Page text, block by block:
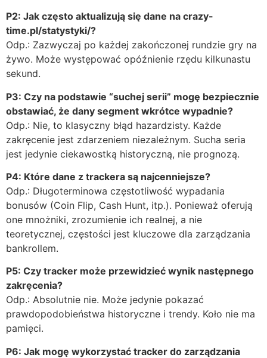
P2: Jak często aktualizują się dane na crazy-
time.pl/statystyki/?
Odp.: Zazwyczaj po każdej zakończonej rundzie gry na
żywo. Może występować opóźnienie rzędu kilkunastu
sekund.
P3: Czy na podstawie “suchej serii” mogę bezpiecznie
obstawiać, że dany segment wkrótce wypadnie?
Odp.: Nie, to klasyczny błąd hazardzisty. Każde
zakręcenie jest zdarzeniem niezależnym. Sucha seria
jest jedynie ciekawostką historyczną, nie prognozą.
P4: Które dane z trackera są najcenniejsze?
Odp.: Długoterminowa częstotliwość wypadania
bonusów (Coin Flip, Cash Hunt, itp.). Ponieważ oferują
one mnożniki, zrozumienie ich realnej, a nie
teoretycznej, częstości jest kluczowe dla zarządzania
bankrollem.
P5: Czy tracker może przewidzieć wynik następnego
zakręcenia?
Odp.: Absolutnie nie. Może jedynie pokazać
prawdopodobieństwa historyczne i trendy. Koło nie ma
pamięci.
P6: Jak mogę wykorzystać tracker do zarządzania